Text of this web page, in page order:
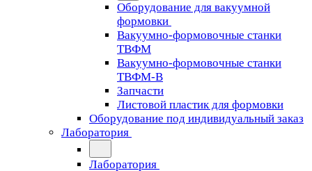
Оборудование для вакуумной
формовки
Вакуумно-формовочные станки
ТВФМ
Вакуумно-формовочные станки
ТВФМ-В
Запчасти
Листовой пластик для формовки
Оборудование под индивидуальный заказ
Лаборатория
Лаборатория